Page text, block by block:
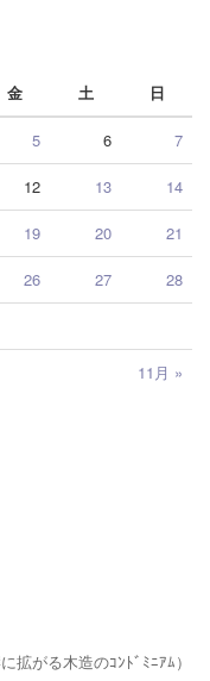
金 土 日
11月 »
5 6 7
12 13 14
19 20 21
26 27 28
拡がる木造のｺﾝﾄﾞﾐﾆｱﾑ）